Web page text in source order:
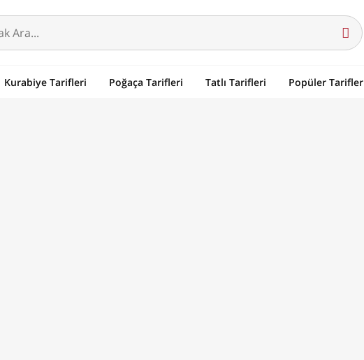
Kurabiye Tarifleri Poğaça Tarifleri Tatlı Tarifleri Popüler Tarifler